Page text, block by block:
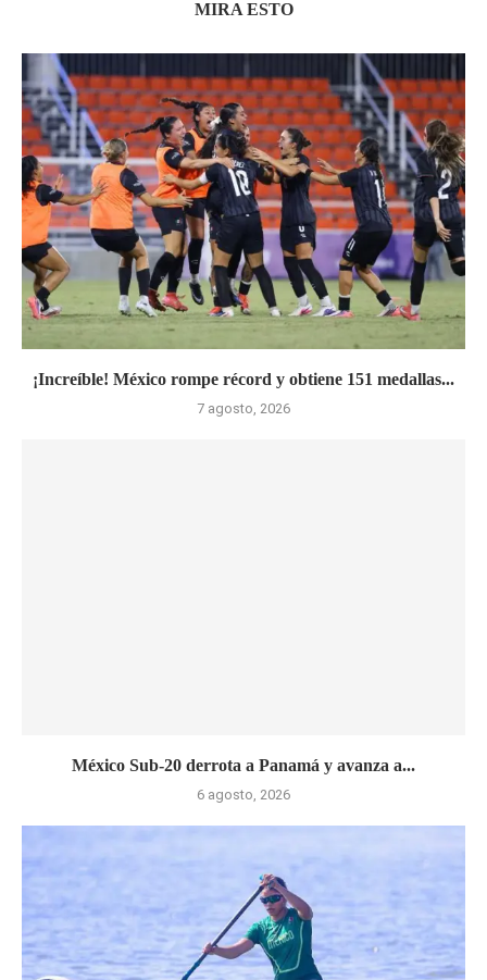
MIRA ESTO
¡Increíble! México rompe récord y obtiene 151 medallas...
7 agosto, 2026
México Sub-20 derrota a Panamá y avanza a...
6 agosto, 2026